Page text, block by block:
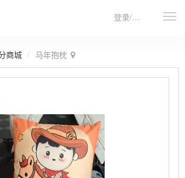
登录/注册
商城 马年抱枕